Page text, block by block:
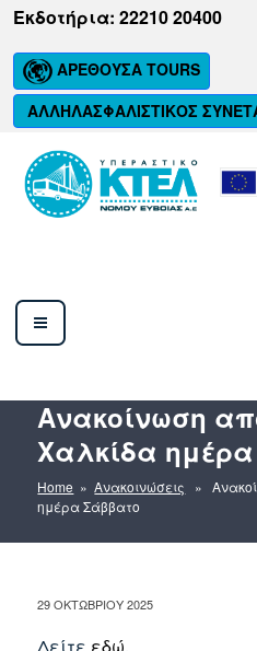
Μετάβαση
περιεχόμενο
Εκδοτήρια: 22210 20400
ΑΡΕΘΟΥΣΑ TOURS
ΑΛΛΗΛΑΣΦΑΛΙΣΤΙΚΟΣ
ΚΤΕΛ ΝΟΜΟΥ
Ανακοίνωση
Χαλκίδα
Home »Ανακοινώσεις »
ημέρα Σάββατο
ΔΗΜΟΣΙΕΎΤΗΚΕ
29 ΟΚΤΩΒΡΊΟΥ 2025